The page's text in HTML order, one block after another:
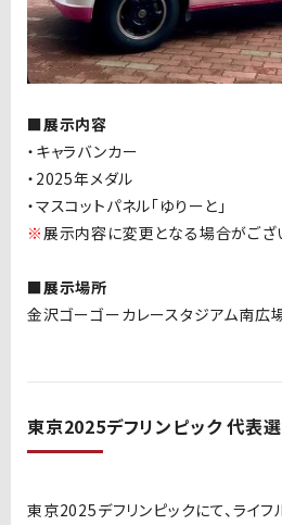
■展示内容
・キャラバンカー
・ 2025年メダル
・マスコットパネル「ゆりーと」
※展示内容に変更となる場合がござ
■展示場所
金沢ゴーゴーカレースタジアム南広
東京2025デフリンピック 代表
東京2025デフリンピックにて、ライ